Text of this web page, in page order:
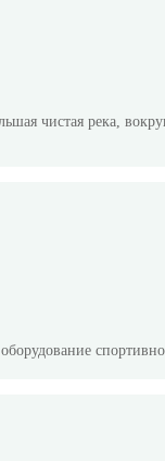
чистая река,